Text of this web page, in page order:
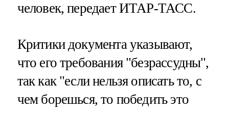
человек, передает ИТАР-ТАСС.
Критики документа указывают,
что его требования "безрассудны",
так как "если нельзя описать то, с
чем борешься, то победить это